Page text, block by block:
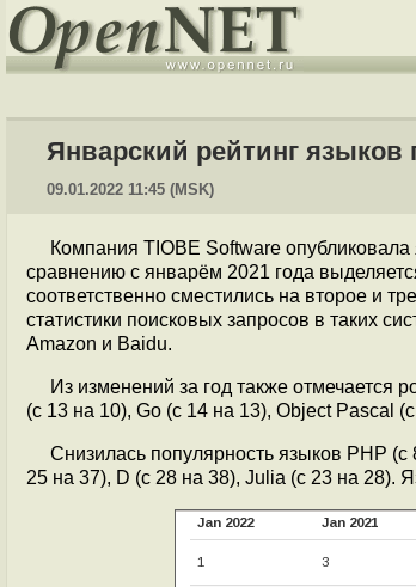
Январский рейтинг языков
09.01.2022 11:45 (MSK)
Компания TIOBE Software опубликовала
сравнению с январём 2021 года
соответственно сместились на второе и
статистики поисковых запросов в таких
Amazon и Baidu.
Из изменений за год также отмечается
(с 13 на 10), Go (с 14 на 13), Object Pascal
Снизилась популярность языков PHP
25 на 37), D (с 28 на 38), Julia (с 23 на 28).